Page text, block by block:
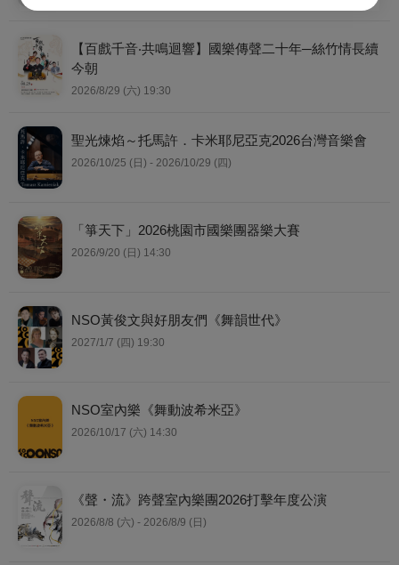
【百戲千音‧共鳴迴響】國樂傳聲二十年─絲竹情長續
今朝
2026/8/29 (六) 19:30
聖光煉焰～托馬許．卡米耶尼亞克2026台灣音樂會
2026/10/25 (日) - 2026/10/29 (四)
「箏天下」2026桃園市國樂團器樂大賽
2026/9/20 (日) 14:30
NSO黃俊文與好朋友們《舞韻世代》
2027/1/7 (四) 19:30
NSO室內樂《舞動波希米亞》
2026/10/17 (六) 14:30
《聲・流》跨聲室內樂團2026打擊年度公演
2026/8/8 (六) - 2026/8/9 (日)